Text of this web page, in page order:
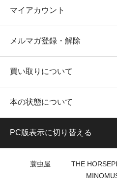
マイアカウント
メルマガ登録・解除
買い取りについて
本の状態について
PC版表示に切り替える
蓑虫屋 THE